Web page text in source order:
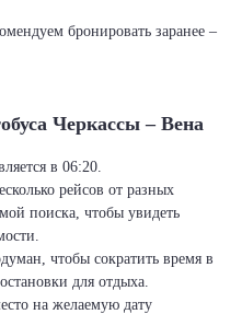
бронировать заранее –
Черкассы – Вена
в 06:20.
рейсов от разных
поиска, чтобы увидеть
чтобы сократить время в
для отдыха.
на желаемую дату